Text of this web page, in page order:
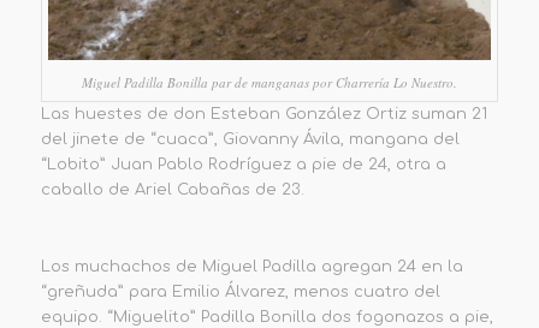
Miguel Padilla Bonilla par de manganas por Charrería Lo Nuestro.
Las huestes de don Esteban González Ortiz suman 21
del jinete de “cuaca”, Giovanny Ávila, mangana del
“Lobito” Juan Pablo Rodríguez a pie de 24, otra a
caballo de Ariel Cabañas de 23.
Los muchachos de Miguel Padilla agregan 24 en la
“greñuda” para Emilio Álvarez, menos cuatro del
equipo. “Miguelito” Padilla Bonilla dos fogonazos a pie,